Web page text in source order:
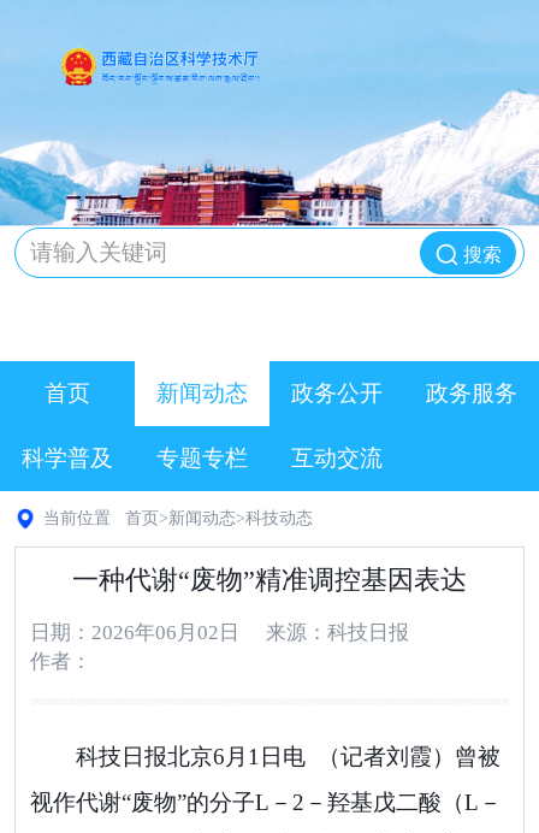
搜索
首页 新闻动态 政务公开 政务服务
科学普及 专题专栏 互动交流
当前位置 首页 >新闻动态>科技动态
一种代谢“废物”精准调控基因表达
日期：2026年06月02日
来源：科技日报
作者：
科技日报北京6月1日电 （记者刘霞）曾被
视作代谢“废物”的分子L－2－羟基戊二酸（L－